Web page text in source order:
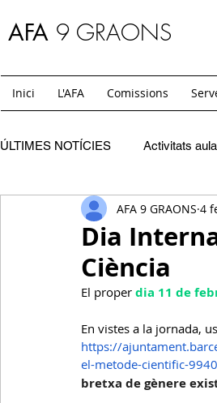
AFA 9 GRAONS
Inici L'AFA Comissions
ÚLTIMES NOTÍCIES Activitats aula
C. Festes SC. Extraescolars
SC. Casals C. Mon i jo
SC. Temps de migdia i acollides
Dia
Ciència
AFA 9 GRAONS 4
El proper dia 11 de
En vistes a la jornada,
https://
el-metode-cientific-
bretxa de gènere